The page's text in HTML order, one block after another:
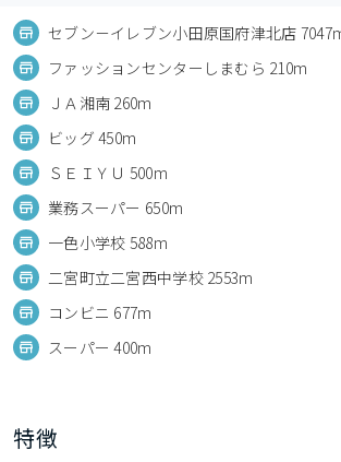
セブン－イレブン小田原国府津北店
ファッションセンターしまむら 210m
ＪＡ湘南 260m
ビッグ 450m
ＳＥＩＹＵ 500m
業務スーパー 650m
一色小学校 588m
二宮町立二宮西中学校 2553m
コンビニ 677m
スーパー 400m
特徴